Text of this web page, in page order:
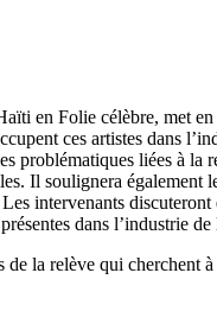
en Folie célèbre, met
ces artistes dans
problématiques liées à la
Il soulignera
intervenants
dans l’industrie
de la relève qui